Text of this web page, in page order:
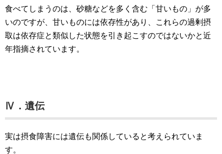
食べてしまうのは、砂糖などを多く含む「甘いもの」が多
いのですが、甘いものには依存性があり、これらの過剰摂
取は依存症と類似した状態を引き起こすのではないかと近
年指摘されています。
Ⅳ．遺伝
実は摂食障害には遺伝も関係していると考えられていま
す。